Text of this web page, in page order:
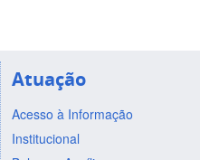
Atuação
Acesso à Informação
Institucional